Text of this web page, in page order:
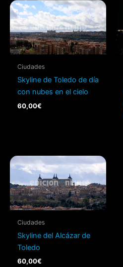
Ciudades
Skyline de Toledo de día
con nubes en el cielo
60,00€
Ciudades
Skyline del Alcázar de
Toledo
60,00€